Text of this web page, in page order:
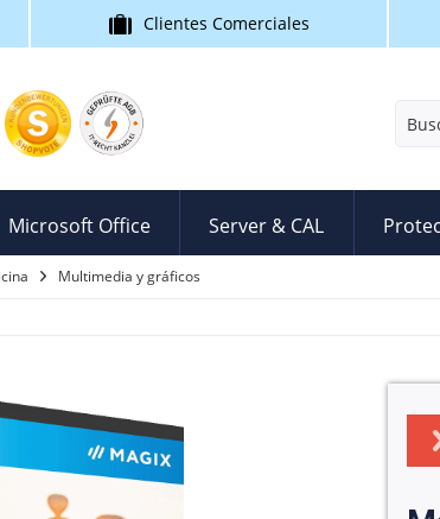
Clientes Comerciales
Microsoft Office Server & CAL
Multimedia y gráficos